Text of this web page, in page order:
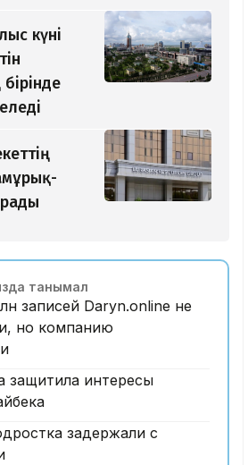
күні
танымал
записей Daryn.online не
но компанию
защитила интересы
задержали с